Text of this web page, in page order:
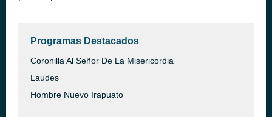
Programas Destacados
Coronilla Al Señor De La Misericordia
Laudes
Hombre Nuevo Irapuato